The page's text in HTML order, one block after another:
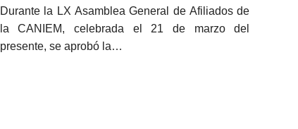
Durante la LX Asamblea General de Afiliados de
la CANIEM, celebrada el 21 de marzo del
presente, se aprobó la…